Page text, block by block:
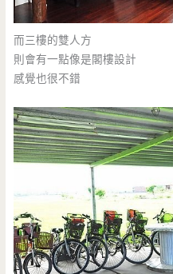
而三樓的雙人方
則會有一點像是閣樓設計
感覺也很不錯